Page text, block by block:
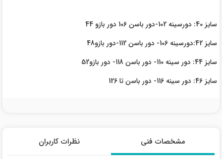
سایز 40: دورسینه 102-دور باسن 106 دور بازو 44
سایز 42:دورسینه 106- دور باسن 112-دور بازو48
سایز 44: دور سینه 110- دور باسن 118- دور بازو52
سایز 46: دور سینه 116- دور باسن تا 126
مشخصات فنی نظرات کاربران